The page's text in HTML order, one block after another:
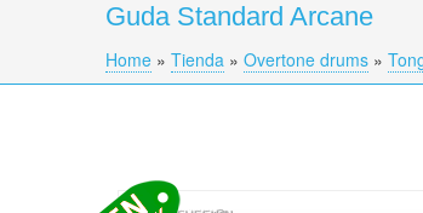
Guda Standard Arcane
You are here
Home » Tienda » Overtone drums »